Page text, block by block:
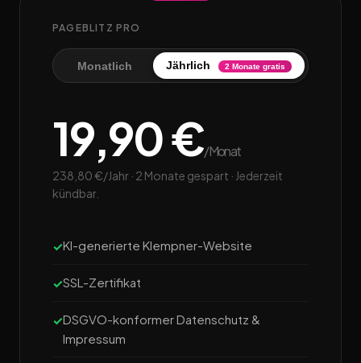
PAGEBLITZ PRO
Monatlich Jährlich 2 Monate gratis
19,90 €/Monat
238,80 €/Jahr · 2 Monate gespart · Jederzeit
kündbar.
KI-generierte Klempner-Website
SSL-Zertifikat
DSGVO-konformer Datenschutz &
Impressum